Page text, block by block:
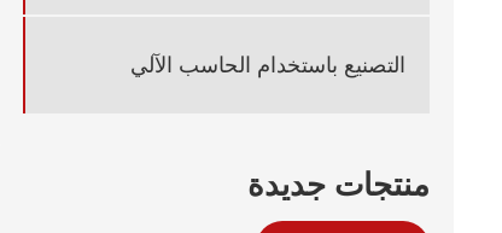
التصنيع باستخدام الحاسب الآلي
منتجات جديدة